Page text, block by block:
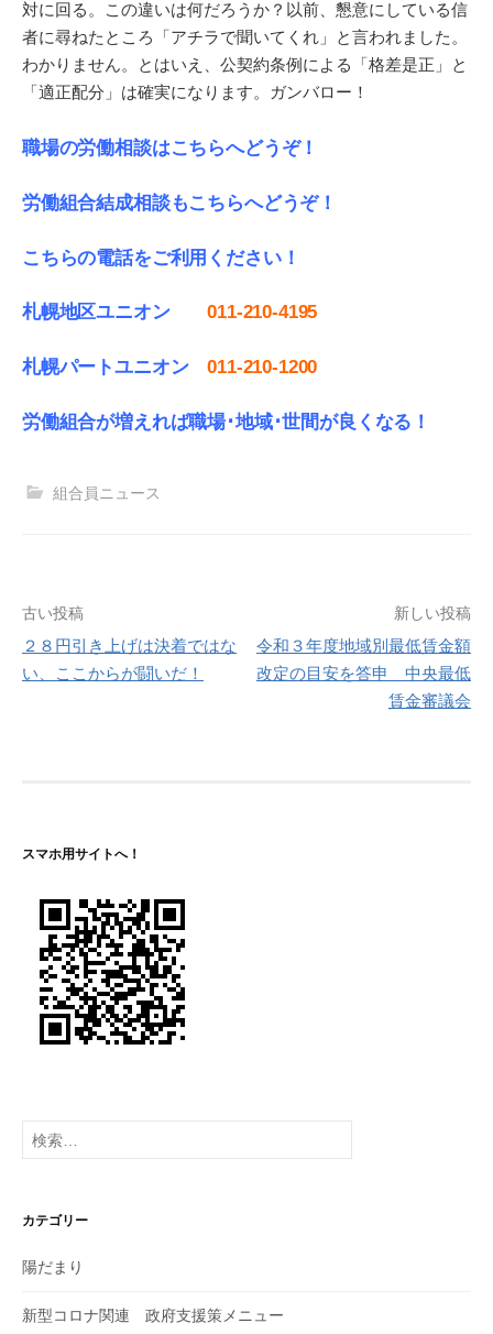
対に回る。この違いは何だろうか？以前、懇意にしている信
者に尋ねたところ「アチラで聞いてくれ」と言われました。
わかりません。とはいえ、公契約条例による「格差是正」と
「適正配分」は確実になります。ガンバロー！
職場の労働相談はこちらへどうぞ！
労働組合結成相談もこちらへどうぞ！
こちらの電話をご利用ください！
札幌地区ユニオン011-210-4195
札幌パートユニオン011‐210-1200
労働組合が増えれば職場･地域･世間が良くなる！
組合員ニュース
投
稿
シ
ョ
ン
古い投稿
２８円引き上げは決着ではな
い、ここからが闘いだ！
新しい投稿
令和３年度地域別最低賃金額
改定の目安を答申 中央最低
賃金審議会
スマホ用サイトへ！
検
索:
カテゴリー
陽だまり
新型コロナ関連 政府支援策メニュー